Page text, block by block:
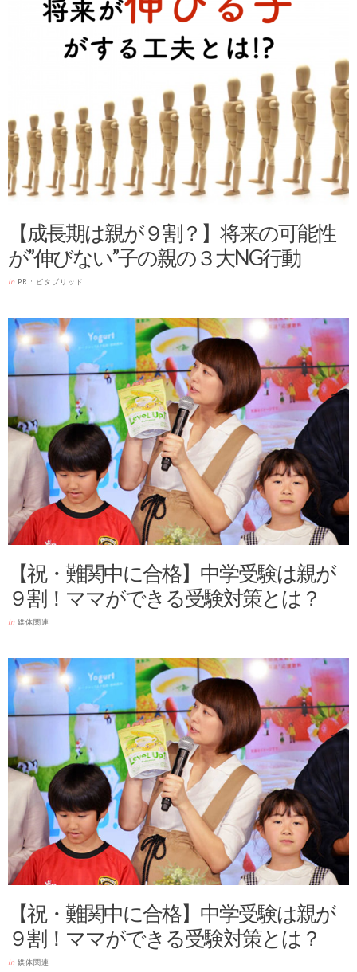
【成長期は親が９割？】将来の可能性
が”伸びない”子の親の３大NG行動
in PR：ビタブリッド
【祝・難関中に合格】中学受験は親が
９割！ママができる受験対策とは？
in 媒体関連
【祝・難関中に合格】中学受験は親が
９割！ママができる受験対策とは？
in 媒体関連